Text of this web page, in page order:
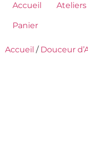
Accueil Ateliers
Panier
Accueil / Douceur